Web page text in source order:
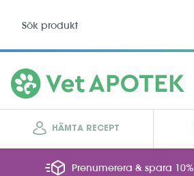
HÄMTA RECEPT
Prenumerera & spara 10%